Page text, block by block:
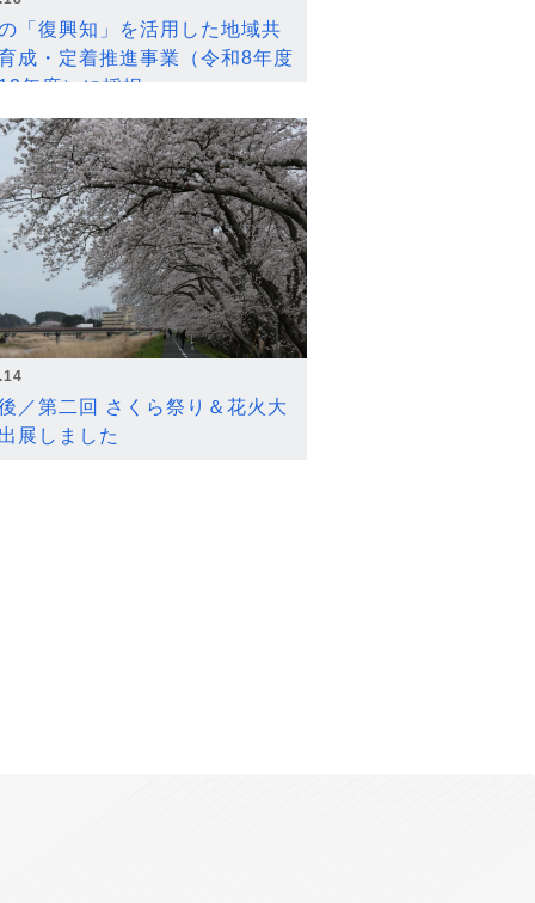
「復興知」を活用した地域共
成・定着推進事業（令和8年度
年度）に採択
／第二回 さくら祭り＆花火大
展しました